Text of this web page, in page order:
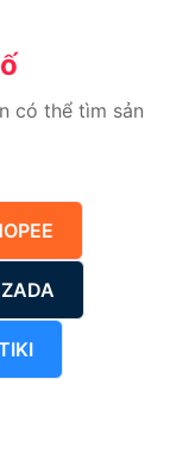
có thể tìm sản